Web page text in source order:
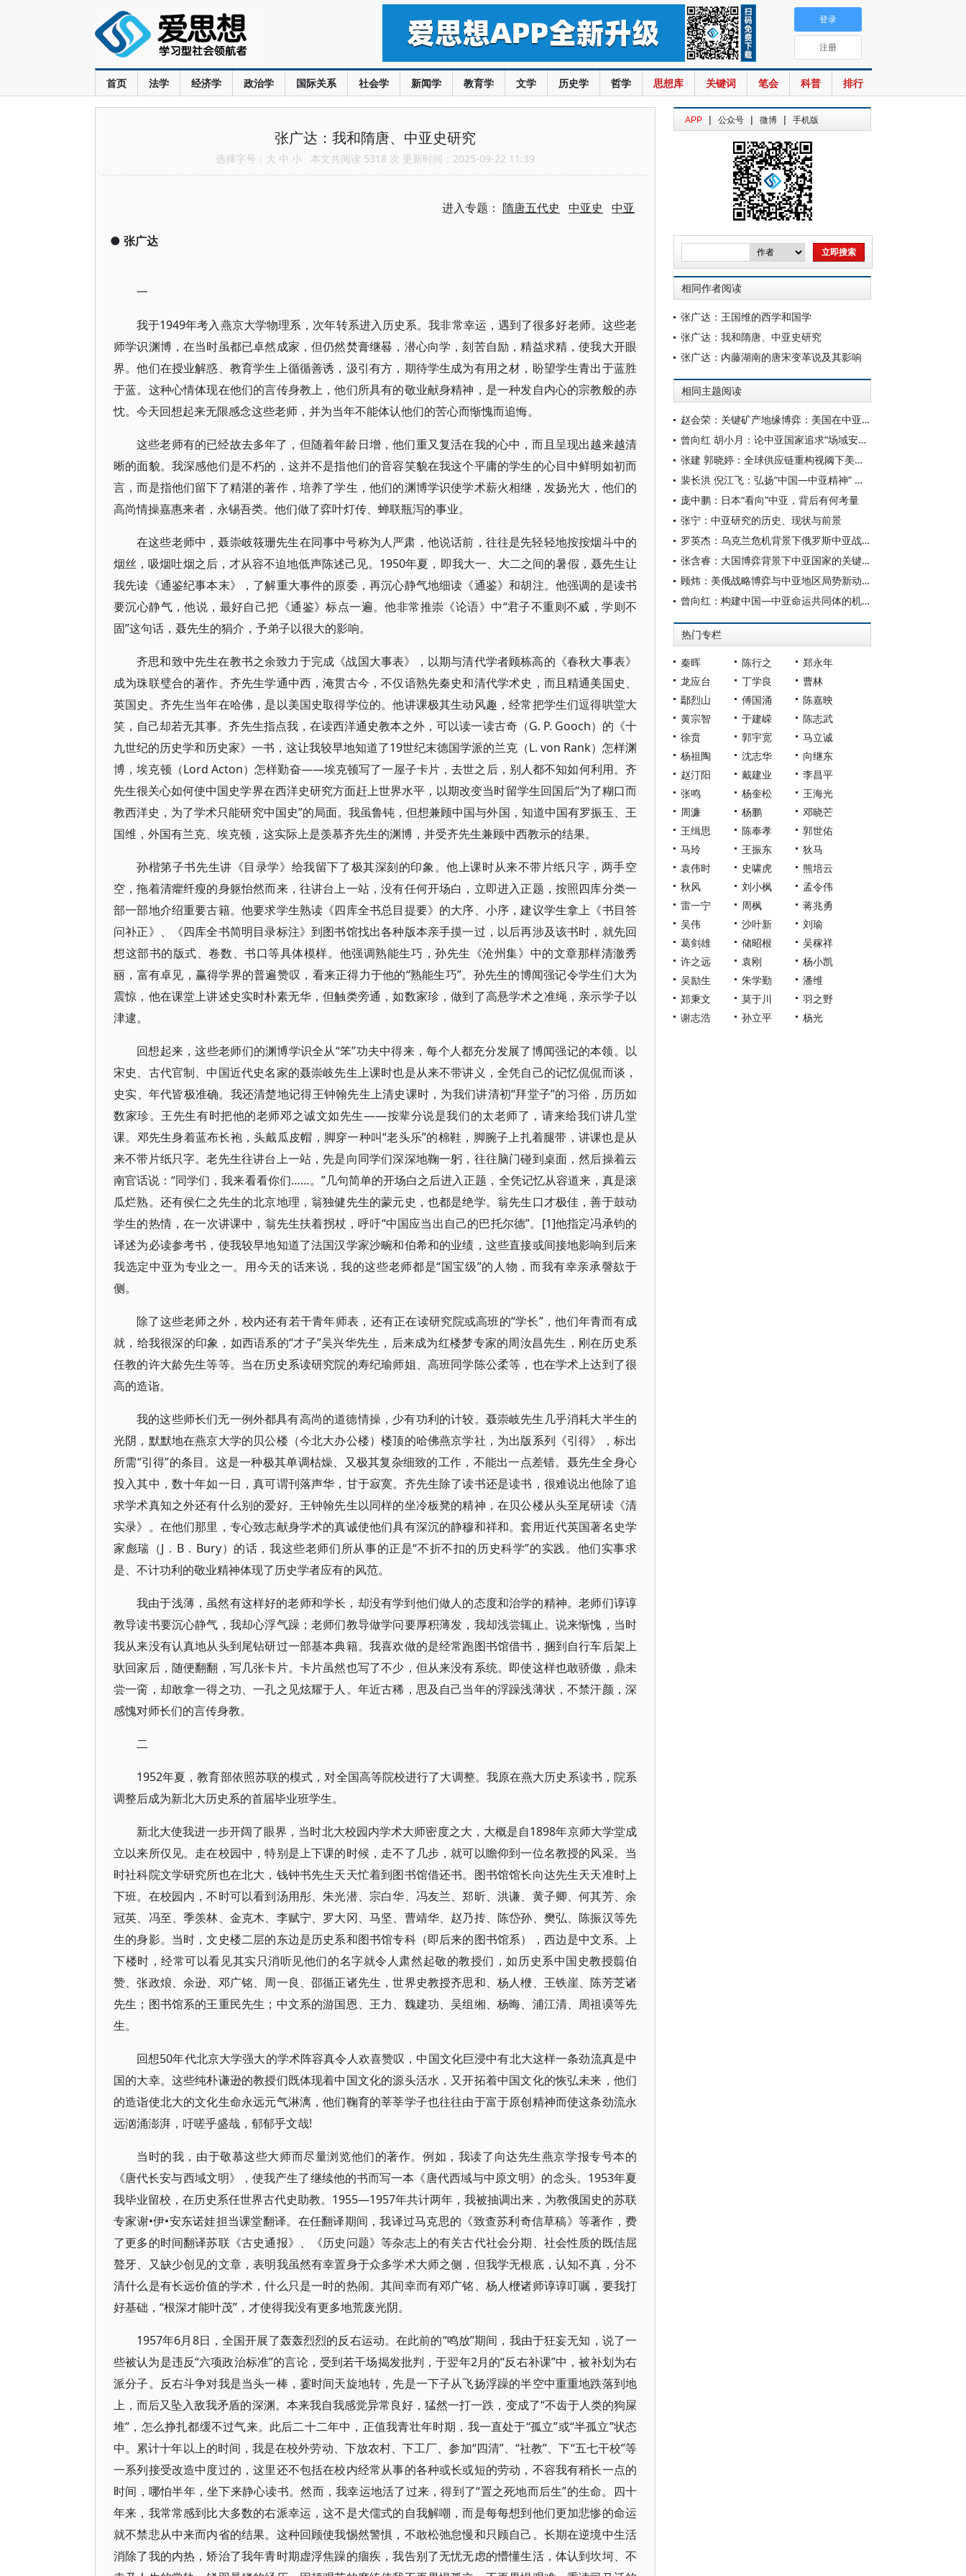
首页 法学 经济学 政治学 国际关系 社会学 新闻学 教育学 文学 历史学 哲学 思想库 关键词 笔会 科普 排行
登录
注册
张广达：我和隋唐、中亚史研究
选择字号： 大 中 小 本文共阅读 5318 次 更新时间：2025-09-22 11:39
进入专题： 隋唐五代史 中亚史 中亚
● 张广达
一
我于1949年考入燕京大学物理系，次年转系进入历史系。我非常幸运，遇到了很多好老师。这些老
师学识渊博，在当时虽都已卓然成家，但仍然焚膏继晷，潜心向学，刻苦自励，精益求精，使我大开眼
界。他们在授业解惑、教育学生上循循善诱，汲引有方，期待学生成为有用之材，盼望学生青出于蓝胜
于蓝。这种心情体现在他们的言传身教上，他们所具有的敬业献身精神，是一种发自内心的宗教般的赤
忱。今天回想起来无限感念这些老师，并为当年不能体认他们的苦心而惭愧而追悔。
这些老师有的已经故去多年了，但随着年龄日增，他们重又复活在我的心中，而且呈现出越来越清
晰的面貌。我深感他们是不朽的，这并不是指他们的音容笑貌在我这个平庸的学生的心目中鲜明如初而
言，而是指他们留下了精湛的著作，培养了学生，他们的渊博学识使学术薪火相继，发扬光大，他们的
高尚情操嘉惠来者，永锡吾类。他们做了弈叶灯传、蝉联瓶泻的事业。
在这些老师中，聂崇岐筱珊先生在同事中号称为人严肃，他说话前，往往是先轻轻地按按烟斗中的
烟丝，吸烟吐烟之后，才从容不迫地低声陈述己见。1950年夏，即我大一、大二之间的暑假，聂先生让
我先读《通鉴纪事本末》，了解重大事件的原委，再沉心静气地细读《通鉴》和胡注。他强调的是读书
要沉心静气，他说，最好自己把《通鉴》标点一遍。他非常推崇《论语》中“君子不重则不威，学则不
固”这句话，聂先生的狷介，予弟子以很大的影响。
齐思和致中先生在教书之余致力于完成《战国大事表》，以期与清代学者顾栋高的《春秋大事表》
成为珠联璧合的著作。齐先生学通中西，淹贯古今，不仅谙熟先秦史和清代学术史，而且精通美国史、
英国史。齐先生当年在哈佛，是以美国史取得学位的。他讲课极其生动风趣，经常把学生们逗得哄堂大
笑，自己却若无其事。齐先生指点我，在读西洋通史教本之外，可以读一读古奇（G. P. Gooch）的《十
九世纪的历史学和历史家》一书，这让我较早地知道了19世纪末德国学派的兰克（L. von Rank）怎样渊
博，埃克顿（Lord Acton）怎样勤奋——埃克顿写了一屋子卡片，去世之后，别人都不知如何利用。齐
先生很关心如何使中国史学界在西洋史研究方面赶上世界水平，以期改变当时留学生回国后“为了糊口而
教西洋史，为了学术只能研究中国史”的局面。我虽鲁钝，但想兼顾中国与外国，知道中国有罗振玉、王
国维，外国有兰克、埃克顿，这实际上是羡慕齐先生的渊博，并受齐先生兼顾中西教示的结果。
孙楷第子书先生讲《目录学》给我留下了极其深刻的印象。他上课时从来不带片纸只字，两手空
空，拖着清癯纤瘦的身躯怡然而来，往讲台上一站，没有任何开场白，立即进入正题，按照四库分类一
部一部地介绍重要古籍。他要求学生熟读《四库全书总目提要》的大序、小序，建议学生拿上《书目答
问补正》、《四库全书简明目录标注》到图书馆找出各种版本亲手摸一过，以后再涉及该书时，就先回
想这部书的版式、卷数、书口等具体模样。他强调熟能生巧，孙先生《沧州集》中的文章那样清澈秀
丽，富有卓见，赢得学界的普遍赞叹，看来正得力于他的“熟能生巧”。孙先生的博闻强记令学生们大为
震惊，他在课堂上讲述史实时朴素无华，但触类旁通，如数家珍，做到了高悬学术之准绳，亲示学子以
津逮。
回想起来，这些老师们的渊博学识全从“笨”功夫中得来，每个人都充分发展了博闻强记的本领。以
宋史、古代官制、中国近代史名家的聂崇岐先生上课时也是从来不带讲义，全凭自己的记忆侃侃而谈，
史实、年代皆极准确。我还清楚地记得王钟翰先生上清史课时，为我们讲清初“拜堂子”的习俗，历历如
数家珍。王先生有时把他的老师邓之诚文如先生——按辈分说是我们的太老师了，请来给我们讲几堂
课。邓先生身着蓝布长袍，头戴瓜皮帽，脚穿一种叫“老头乐”的棉鞋，脚腕子上扎着腿带，讲课也是从
来不带片纸只字。老先生往讲台上一站，先是向同学们深深地鞠一躬，往往脑门碰到桌面，然后操着云
南官话说：“同学们，我来看看你们……。”几句简单的开场白之后进入正题，全凭记忆从容道来，真是滚
瓜烂熟。还有侯仁之先生的北京地理，翁独健先生的蒙元史，也都是绝学。翁先生口才极佳，善于鼓动
学生的热情，在一次讲课中，翁先生扶着拐杖，呼吁“中国应当出自己的巴托尔德”。[1]他指定冯承钧的
译述为必读参考书，使我较早地知道了法国汉学家沙畹和伯希和的业绩，这些直接或间接地影响到后来
我选定中亚为专业之一。用今天的话来说，我的这些老师都是“国宝级”的人物，而我有幸亲承謦欬于
侧。
除了这些老师之外，校内还有若干青年师表，还有正在读研究院或高班的“学长”，他们年青而有成
就，给我很深的印象，如西语系的“才子”吴兴华先生，后来成为红楼梦专家的周汝昌先生，刚在历史系
任教的许大龄先生等等。当在历史系读研究院的寿纪瑜师姐、高班同学陈公柔等，也在学术上达到了很
高的造诣。
我的这些师长们无一例外都具有高尚的道德情操，少有功利的计较。聂崇岐先生几乎消耗大半生的
光阴，默默地在燕京大学的贝公楼（今北大办公楼）楼顶的哈佛燕京学社，为出版系列《引得》，标出
所需“引得”的条目。这是一种极其单调枯燥、又极其复杂细致的工作，不能出一点差错。聂先生全身心
投入其中，数十年如一日，真可谓刊落声华，甘于寂寞。齐先生除了读书还是读书，很难说出他除了追
求学术真知之外还有什么别的爱好。王钟翰先生以同样的坐冷板凳的精神，在贝公楼从头至尾研读《清
实录》。在他们那里，专心致志献身学术的真诚使他们具有深沉的静穆和祥和。套用近代英国著名史学
家彪瑞（J．B．Bury）的话，我这些老师们所从事的正是“不折不扣的历史科学”的实践。他们实事求
是、不计功利的敬业精神体现了历史学者应有的风范。
我由于浅薄，虽然有这样好的老师和学长，却没有学到他们做人的态度和治学的精神。老师们谆谆
教导读书要沉心静气，我却心浮气躁；老师们教导做学问要厚积薄发，我却浅尝辄止。说来惭愧，当时
我从来没有认真地从头到尾钻研过一部基本典籍。我喜欢做的是经常跑图书馆借书，捆到自行车后架上
驮回家后，随便翻翻，写几张卡片。卡片虽然也写了不少，但从来没有系统。即使这样也敢骄傲，鼎未
尝一脔，却敢拿一得之功、一孔之见炫耀于人。年近古稀，思及自己当年的浮躁浅薄状，不禁汗颜，深
感愧对师长们的言传身教。
二
1952年夏，教育部依照苏联的模式，对全国高等院校进行了大调整。我原在燕大历史系读书，院系
调整后成为新北大历史系的首届毕业班学生。
新北大使我进一步开阔了眼界，当时北大校园内学术大师密度之大，大概是自1898年京师大学堂成
立以来所仅见。走在校园中，特别是上下课的时候，走不了几步，就可以瞻仰到一位名教授的风采。当
时社科院文学研究所也在北大，钱钟书先生天天忙着到图书馆借还书。图书馆馆长向达先生天天准时上
下班。在校园内，不时可以看到汤用彤、朱光潜、宗白华、冯友兰、郑昕、洪谦、黄子卿、何其芳、余
冠英、冯至、季羡林、金克木、李赋宁、罗大冈、马坚、曹靖华、赵乃抟、陈岱孙、樊弘、陈振汉等先
生的身影。当时，文史楼二层的东边是历史系和图书馆专科（即后来的图书馆系），西边是中文系。上
下楼时，经常可以看见其实只消听见他们的名字就令人肃然起敬的教授们，如历史系中国史教授翦伯
赞、张政烺、余逊、邓广铭、周一良、邵循正诸先生，世界史教授齐思和、杨人楩、王铁崖、陈芳芝诸
先生；图书馆系的王重民先生；中文系的游国恩、王力、魏建功、吴组缃、杨晦、浦江清、周祖谟等先
生。
回想50年代北京大学强大的学术阵容真令人欢喜赞叹，中国文化巨浸中有北大这样一条劲流真是中
国的大幸。这些纯朴谦逊的教授们既体现着中国文化的源头活水，又开拓着中国文化的恢弘未来，他们
的造诣使北大的文化生命永远元气淋漓，他们鞠育的莘莘学子也往往由于富于原创精神而使这条劲流永
远汹涌澎湃，吁嗟乎盛哉，郁郁乎文哉!
当时的我，由于敬慕这些大师而尽量浏览他们的著作。例如，我读了向达先生燕京学报专号本的
《唐代长安与西域文明》，使我产生了继续他的书而写一本《唐代西域与中原文明》的念头。1953年夏
我毕业留校，在历史系任世界古代史助教。1955—1957年共计两年，我被抽调出来，为教俄国史的苏联
专家谢•伊•安东诺娃担当课堂翻译。在任翻译期间，我译过马克思的《致查苏利奇信草稿》等著作，费
了更多的时间翻译苏联《古史通报》、《历史问题》等杂志上的有关古代社会分期、社会性质的既佶屈
聱牙、又缺少创见的文章，表明我虽然有幸置身于众多学术大师之侧，但我学无根底，认知不真，分不
清什么是有长远价值的学术，什么只是一时的热闹。其间幸而有邓广铭、杨人楩诸师谆谆叮嘱，要我打
好基础，“根深才能叶茂”，才使得我没有更多地荒废光阴。
1957年6月8日，全国开展了轰轰烈烈的反右运动。在此前的“鸣放”期间，我由于狂妄无知，说了一
些被认为是违反“六项政治标准”的言论，受到若干场揭发批判，于翌年2月的“反右补课”中，被补划为右
派分子。反右斗争对我是当头一棒，霎时间天旋地转，先是一下子从飞扬浮躁的半空中重重地跌落到地
上，而后又坠入敌我矛盾的深渊。本来我自我感觉异常良好，猛然一打一跌，变成了“不齿于人类的狗屎
堆”，怎么挣扎都缓不过气来。此后二十二年中，正值我青壮年时期，我一直处于“孤立”或“半孤立”状态
中。累计十年以上的时间，我是在校外劳动、下放农村、下工厂、参加“四清”、“社教”、下“五七干校”等
一系列接受改造中度过的，这里还不包括在校内经常从事的各种或长或短的劳动，不容我有稍长一点的
时间，哪怕半年，坐下来静心读书。然而，我幸运地活了过来，得到了“置之死地而后生”的生命。四十
年来，我常常感到比大多数的右派幸运，这不是犬儒式的自我解嘲，而是每每想到他们更加悲惨的命运
就不禁悲从中来而内省的结果。这种回顾使我惕然警惧，不敢松弛怠慢和只顾自己。长期在逆境中生活
消除了我的内热，矫治了我年青时期虚浮焦躁的痼疾，我告别了无忧无虑的懵懂生活，体认到坎坷、不
APP | 公众号 | 微博 | 手机版
相同作者阅读
张广达：王国维的西学和国学
张广达：我和隋唐、中亚史研究
张广达：内藤湖南的唐宋变革说及其影响
相同主题阅读
赵会荣：关键矿产地缘博弈：美国在中亚的战略布局、制约因素与影响分析
曾向红 胡小月：论中亚国家追求“场域安全”的逻辑与实践
张建 郭晓婷：全球供应链重构视阈下美欧的中亚关键矿产政策
裴长洪 倪江飞：弘扬“中国—中亚精神” 携手推进共同现代化
庞中鹏：日本“看向”中亚，背后有何考量
张宁：中亚研究的历史、现状与前景
罗英杰：乌克兰危机背景下俄罗斯中亚战略
张含睿：大国博弈背景下中亚国家的关键矿产战略
顾炜：美俄战略博弈与中亚地区局势新动向
曾向红：构建中国—中亚命运共同体的机制、内涵与路径
热门专栏
秦晖 陈行之
郑永年
龙应台
丁学良
曹林
鄢烈山
傅国涌
陈嘉映
黄宗智
于建嵘
陈志武
徐贲
郭宇宽
马立诚
杨祖陶
沈志华
向继东
赵汀阳
戴建业
李昌平
张鸣
杨奎松
王海光
周濂
杨鹏
邓晓芒
王缉思
陈奉孝
郭世佑
马玲
王振东
狄马
袁伟时
史啸虎
熊培云
秋风
刘小枫
孟令伟
雷一宁
周枫
蒋兆勇
吴伟
沙叶新
刘瑜
葛剑雄
储昭根
吴稼祥
许之远
袁刚
杨小凯
吴励生
朱学勤
潘维
郑秉文
莫于川
羽之野
谢志浩
孙立平 杨光